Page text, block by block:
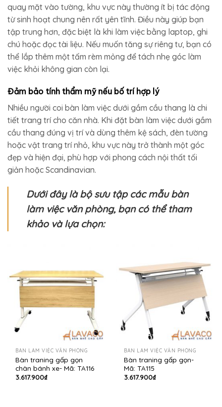
quay mặt vào tường, khu vực này thường ít bị tác động
từ sinh hoạt chung nên rất yên tĩnh. Điều này giúp bạn
tập trung hơn, đặc biệt là khi làm việc bằng laptop, ghi
chú hoặc đọc tài liệu. Nếu muốn tăng sự riêng tư, bạn có
thể lắp thêm một tấm rèm mỏng để tách nhẹ góc làm
việc khỏi không gian còn lại.
Đảm bảo tính thẩm mỹ nếu bố trí hợp lý
Nhiều người coi bàn làm việc dưới gầm cầu thang là chi
tiết trang trí cho căn nhà. Khi đặt bàn làm việc dưới gầm
cầu thang đúng vị trí và dùng thêm kệ sách, đèn tường
hoặc vật trang trí nhỏ, khu vực này trở thành một góc
đẹp và hiện đại, phù hợp với phong cách nội thất tối
giản hoặc Scandinavian.
Dưới đây là bộ sưu tập các mẫu bàn
làm việc văn phòng, bạn có thể tham
khảo và lựa chọn:
BÀN LÀM VIỆC VĂN PHÒNG
Bàn traning gấp gọn
chân bánh xe- Mã: TA116
3.617.900₫
BÀN LÀM VIỆC VĂN PHÒNG
Bàn traning gấp gọn-
Mã: TA115
3.617.900₫